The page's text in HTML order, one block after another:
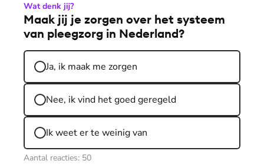
Wat denk jij?
Maak jij je zorgen over het systeem
van pleegzorg in Nederland?
Ja, ik maak me zorgen
Nee, ik vind het goed geregeld
Ik weet er te weinig van
Aantal reacties: 50